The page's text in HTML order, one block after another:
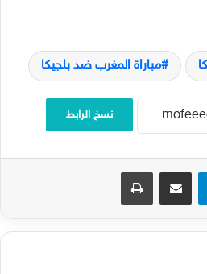
مباراة المغرب ضد بلجيكا
نسخ الرابط
تيلقرام مشاركة عبر البريد طباعة